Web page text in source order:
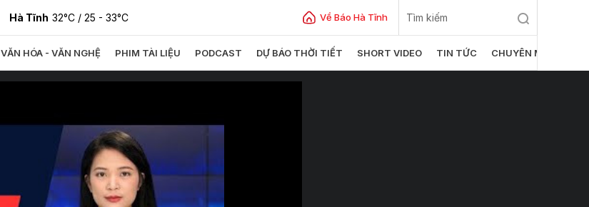
Hà Tĩnh 32°C / 25 - 33°C Về Báo Hà Tĩnh
VĂN HÓA - VĂN NGHỆ PHIM TÀI LIỆU PODCAST DỰ BÁO THỜI TIẾT SHORT VIDEO TIN TỨC CHUYÊN MỤC